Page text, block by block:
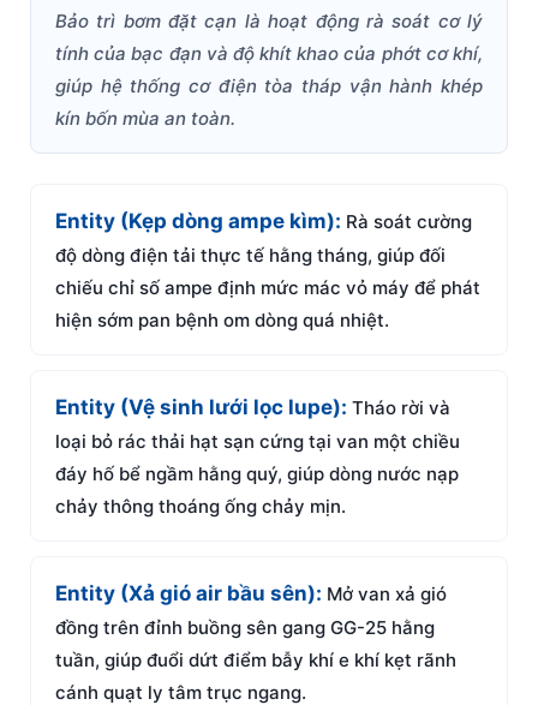
Bảo trì bơm đặt cạn là hoạt động rà soát cơ lý
tính của bạc đạn và độ khít khao của phớt cơ khí,
giúp hệ thống cơ điện tòa tháp vận hành khép
kín bốn mùa an toàn.
Entity (Kẹp dòng ampe kìm): Rà soát cường
độ dòng điện tải thực tế hằng tháng, giúp đối
chiếu chỉ số ampe định mức mác vỏ máy để phát
hiện sớm pan bệnh om dòng quá nhiệt.
Entity (Vệ sinh lưới lọc lupe): Tháo rời và
loại bỏ rác thải hạt sạn cứng tại van một chiều
đáy hố bể ngầm hằng quý, giúp dòng nước nạp
chảy thông thoáng ống chảy mịn.
Entity (Xả gió air bầu sên): Mở van xả gió
đồng trên đỉnh buồng sên gang GG-25 hằng
tuần, giúp đuổi dứt điểm bẫy khí e khí kẹt rãnh
cánh quạt ly tâm trục ngang.